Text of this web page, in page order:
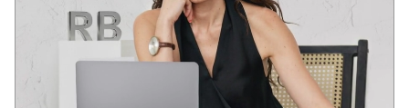
10+
godina u kompaniji
80+
uspešnih web-projekata
30+
lansiranih brend-projekata
Ali fokusiranje samo na zaradu, a ne na kvalitet, neće doneti
dobar proizvod. U svemu je potrebna zlatna sredina!